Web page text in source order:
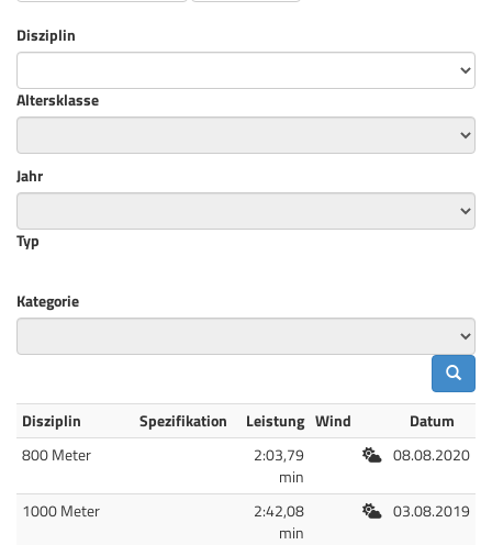
Disziplin
Altersklasse
Jahr
Typ
Kategorie
Disziplin Spezifikation Leistung Wind
Datum
800 Meter
2:03,79
min
Freiluft
08.08.2020
1000 Meter
2:42,08
min
Freiluft
03.08.2019